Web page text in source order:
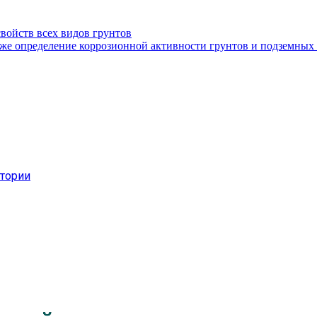
всех видов грунтов
определение коррозионной активности грунтов и подземных